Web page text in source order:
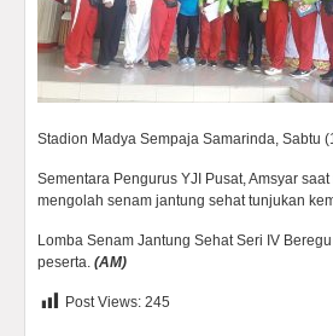
Stadion Madya Sempaja Samarinda, Sabtu
Sementara Pengurus YJI Pusat, Amsyar
mengolah senam jantung sehat tunjukan
Lomba Senam Jantung Sehat Seri IV
peserta. (AM)
Post Views: 245